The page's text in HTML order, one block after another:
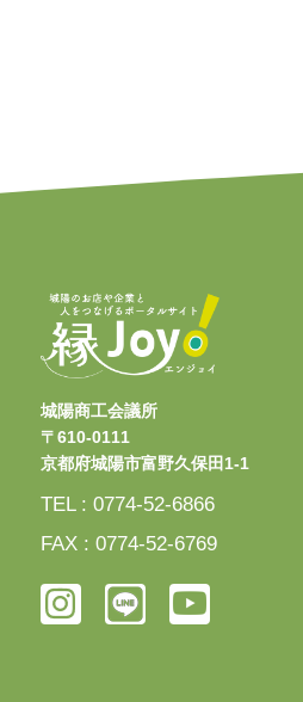
城陽商工会議所
〒610-0111
京都府城陽市富野久保田1-1
TEL : 0774-52-6866
FAX : 0774-52-6769